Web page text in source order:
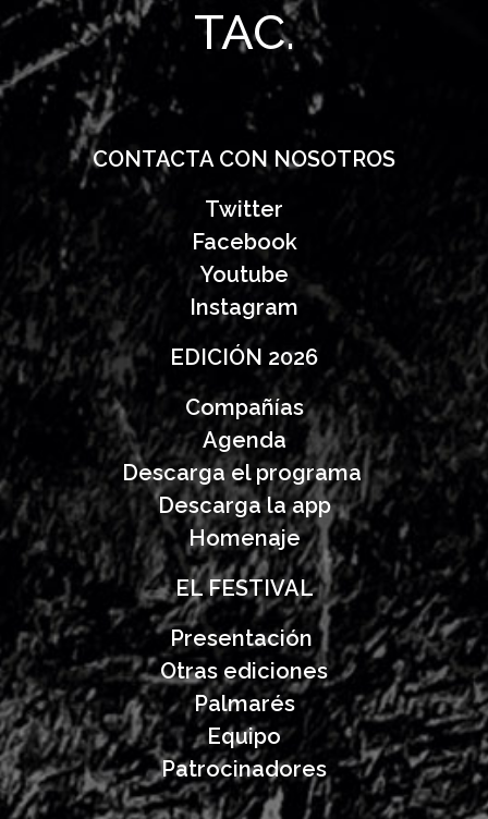
TAC.
CONTACTA CON NOSOTROS
Twitter
Facebook
Youtube
Instagram
EDICIÓN 2026
Compañías
Agenda
Descarga el programa
Descarga la app
Homenaje
EL FESTIVAL
Presentación
Otras ediciones
Palmarés
Equipo
Patrocinadores